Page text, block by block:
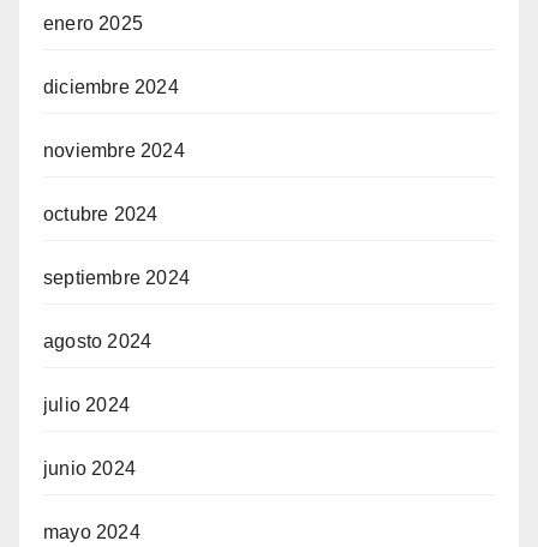
enero 2025
diciembre 2024
noviembre 2024
octubre 2024
septiembre 2024
agosto 2024
julio 2024
junio 2024
mayo 2024